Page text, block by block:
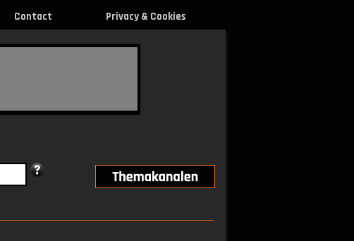
Contact Privacy & Cookies